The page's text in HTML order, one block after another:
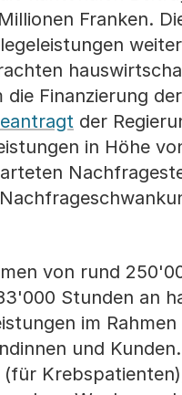
Franken.
Finanzierung
der
in Höhe
von rund
Stunden an
im
und